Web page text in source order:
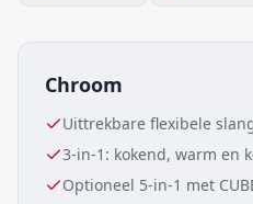
Chroom
Uittrekbare flexibele
3-in-1: kokend, warm en
Optioneel 5-in-1 met